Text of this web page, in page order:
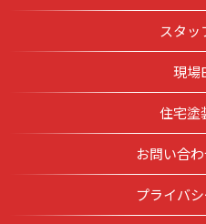
スタッ
現場
住宅塗
お問い合
プライバ